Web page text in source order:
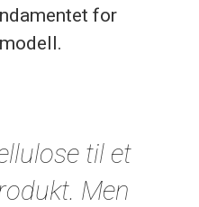
for
til et
Men